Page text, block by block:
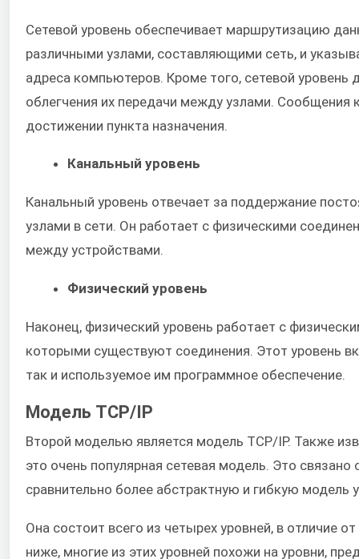
Сетевой уровень обеспечивает маршрутизацию
различными узлами, составляющими сеть, и
адреса компьютеров. Кроме того, сетевой
облегчения их передачи между узлами. Сообщения
достижении пункта назначения.
Канальный уровень
Канальный уровень отвечает за поддержание
узлами в сети. Он работает с физическими
между устройствами.
Физический уровень
Наконец, физический уровень работает с
которыми существуют соединения. Этот уровень
так и используемое им программное обеспечение.
Модель TCP/IP
Второй моделью является модель TCP/IP. Также
это очень популярная сетевая модель. Это
сравнительно более абстрактную и гибкую модель
Она состоит всего из четырех уровней, в отличие
ниже, многие из этих уровней похожи на уровни,